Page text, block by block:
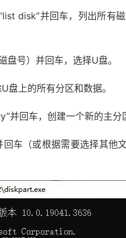
disk”并回车，列出所有
号）并回车，选择U盘。
盘上的所有分区和数据。
回车，创建一个新的主分
车（或根据需要选择其他